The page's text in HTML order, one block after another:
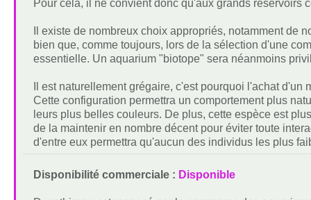
Pour cela, il ne convient donc qu'aux grands réservoirs
Il existe de nombreux choix appropriés, notamment de
bien que, comme toujours, lors de la sélection d'une
essentielle. Un aquarium "biotope" sera néanmoins
Il est naturellement grégaire, c'est pourquoi l'achat
Cette configuration permettra un comportement plus
leurs plus belles couleurs. De plus, cette espèce est
de la maintenir en nombre décent pour éviter toute
d'entre eux permettra qu'aucun des individus les plus
Disponibilité commerciale : Disponible